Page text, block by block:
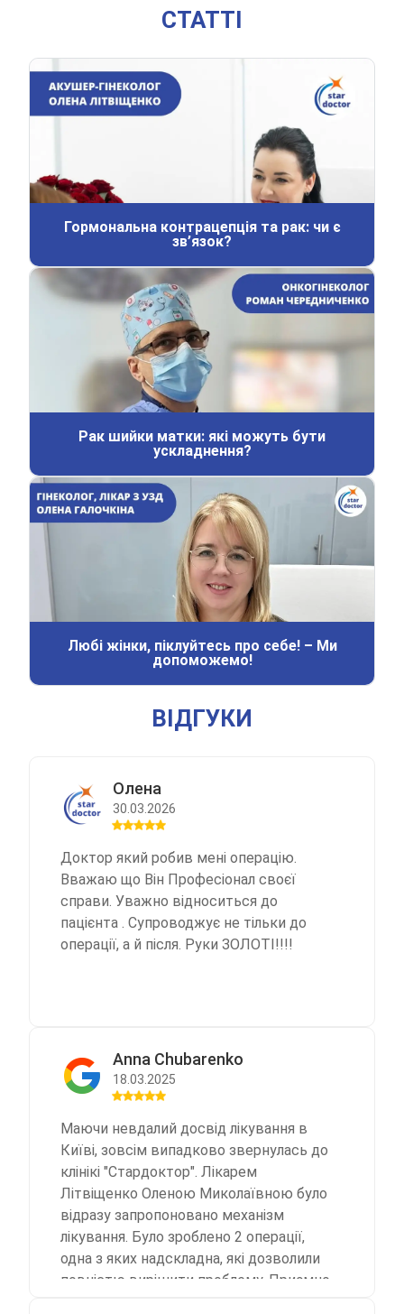
СТАТТІ
Гормональна контрацепція та рак: чи є
зв’язок?
Рак шийки матки: які можуть бути
ускладнення?
Любі жінки, піклуйтесь про себе! – Ми
допоможемо!
ВІДГУКИ
Олена
30.03.2026
Доктор який робив мені операцію.
Вважаю що Він Професіонал своєї
справи. Уважно відноситься до
пацієнта . Супроводжує не тільки до
операції, а й після. Руки ЗОЛОТІ!!!!
Anna Chubarenko
18.03.2025
Маючи невдалий досвід лікування в
Київі, зовсім випадково звернулась до
клінікі "Стардоктор". Лікарем
Літвіщенко Оленою Миколаївною було
відразу запропоновано механізм
лікування. Було зроблено 2 операції,
одна з яких надскладна, які дозволили
повністю вирішити проблему. Приємно